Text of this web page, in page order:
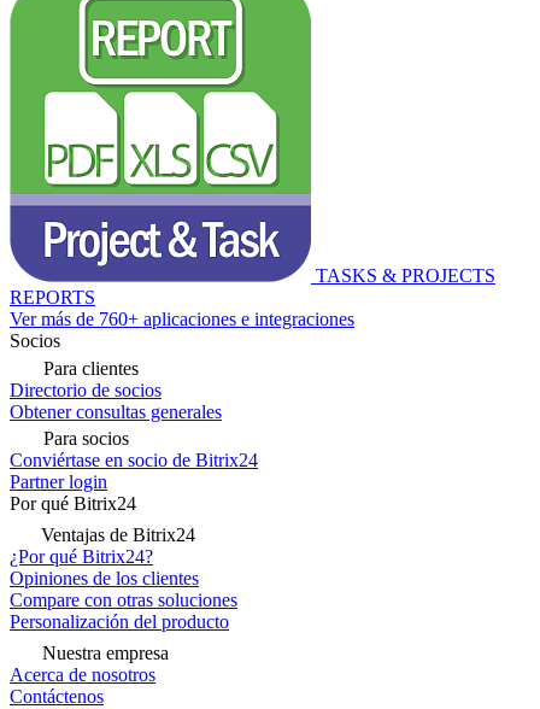
TASKS & PROJECTS
REPORTS
Ver más de 760+ aplicaciones e integraciones
Socios
Para clientes
Directorio de socios
Obtener consultas generales
Para socios
Conviértase en socio de Bitrix24
Partner login
Por qué Bitrix24
Ventajas de Bitrix24
¿Por qué Bitrix24?
Opiniones de los clientes
Compare con otras soluciones
Personalización del producto
Nuestra empresa
Acerca de nosotros
Contáctenos